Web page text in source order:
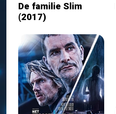
De familie Slim
(2017)